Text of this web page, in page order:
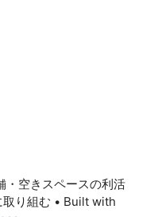
空きスペースの利活
り組む • Built with